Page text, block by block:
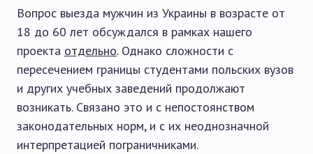
Вопрос выезда мужчин из Украины в возрасте от
18 до 60 лет обсуждался в рамках нашего
проекта отдельно. Однако сложности с
пересечением границы студентами польских вузов
и других учебных заведений продолжают
возникать. Связано это и с непостоянством
законодательных норм, и с их неоднозначной
интерпретацией пограничниками.